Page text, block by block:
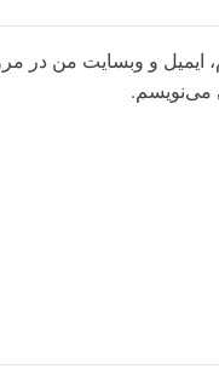
ایمیل و وبسایت من در
می‌نویسم.